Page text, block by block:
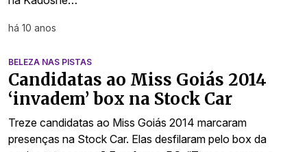
há 10 anos
BELEZA NAS PISTAS
Candidatas ao Miss Goiás 2014
‘invadem’ box na Stock Car
Treze candidatas ao Miss Goiás 2014 marcaram
presenças na Stock Car. Elas desfilaram pelo box da